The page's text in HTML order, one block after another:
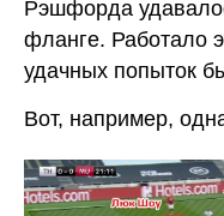
Рэшфорда
фланге. Работало
удачных попыток
Вот, например,